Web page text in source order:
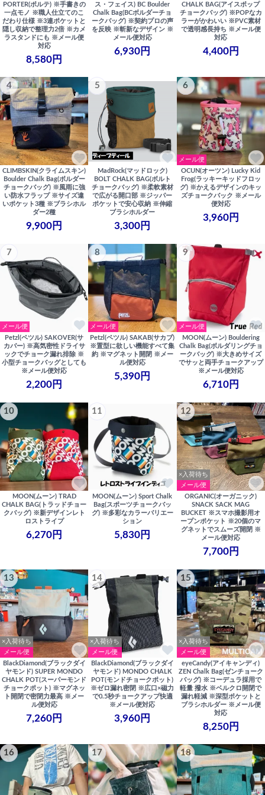
PORTER(ポルテ) ※手書きの
一点モノ ※職人仕立てのこ
だわり仕様 ※3連ポケットと
隠し収納で整理力2倍 ※カメ
ラスタンドにも ※メール便
対応
8,580円
ス・フェイス) BC Boulder
Chalk Bag(BCボルダーチョ
ークバッグ) ※契約プロの声
を反映 ※斬新なデザイン ※
メール便対応
6,930円
CHALK BAG(アイスポップ
チョークバッグ) ※POPなカ
ラーがかわいい ※PVC素材
で透明感長持ち ※メール便
対応
4,400円
4
CLIMBSKIN(クライムスキン)
Boulder Chalk Bag(ボルダー
チョークバッグ) ※風雨に強
い防水フラップ ※サイズ違
いポケット3種 ※ブラシホル
ダー2種
9,900円
5
MadRock(マッドロック)
BOLT CHALK BAG(ボルト
チョークバッグ) ※柔軟素材
で広がる開口部 ※ジッパー
ポケットで安心収納 ※伸縮
ブラシホルダー
3,300円
6
メール便
OCUN(オーツン) Lucky Kid
Frog(ラッキーキッドフロッ
グ) ※かえるデザインのキッ
ズチョークバック ※メール
便対応
3,960円
7
メール便
Petzl(ペツル) SAKOVER(サ
カバー) ※高気密性ドライサ
ックでチョーク漏れ排除 ※
小型チョークバッグとしても
※メール便対応
2,200円
8
メール便
Petzl(ペツル) SAKAB(サカブ)
※置型に欲しい機能すべて集
約 ※マグネット開閉 ※メー
ル便対応
5,390円
9
メール便
MOON(ムーン) Bouldering
Chalk Bag(ボルダリングチョ
ークバッグ) ※大きめサイズ
でサッと両手チョークアップ
※メール便対応
6,710円
10
MOON(ムーン) TRAD
CHALK BAG(トラッドチョー
クバッグ) ※新デザインレト
ロストライプ
6,270円
11
MOON(ムーン) Sport Chalk
Bag(スポーツチョークバッ
グ) ※多彩なカラーバリエー
ション
5,830円
12
×入荷待ち
メール便
ORGANIC(オーガニック)
SNACK SACK MAG
BUCKET ※スマホ撮影用オ
ープンポケット ※20個のマ
グネットでスムーズ開閉 ※
メール便対応
7,700円
13
×入荷待ち
メール便
BlackDiamond(ブラックダイ
ヤモンド) SUPER MONDO
CHALK POT(スーパーモンド
チョークポット) ※マグネッ
ト開閉で密閉力最高 ※メー
ル便対応
7,260円
14
×入荷待ち
メール便
BlackDiamond(ブラックダイ
ヤモンド) MONDO CHALK
POT(モンドチョークポット)
※ゼロ漏れ密閉 ※広口×磁力
で0.5秒チョークアップ快適
※メール便対応
3,960円
15
×入荷待ち
メール便
eyeCandy(アイキャンディ)
ZEN Chalk Bag(ゼンチョーク
バッグ) ※コーデュラ採用で
軽量 撥水 ※ベルクロ開閉で
漏れ軽減 ※深型ポケットと
ブラシホルダー ※メール便
対応
8,250円
16 17 18